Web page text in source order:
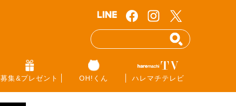
募集&プレゼント OH!くん ハレマチテレビ